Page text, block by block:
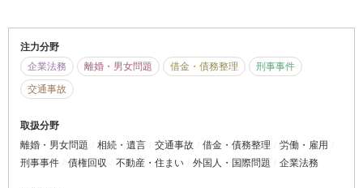
注力分野
企業法務
離婚・男女問題 借金・債務整理
刑事事件
交通事故
取扱分野
離婚・男女問題
相続・遺言 交通事故 借金・債務整理
労働・雇用
刑事事件
債権回収 不動産・住まい 外国人・国際問題 企業法務